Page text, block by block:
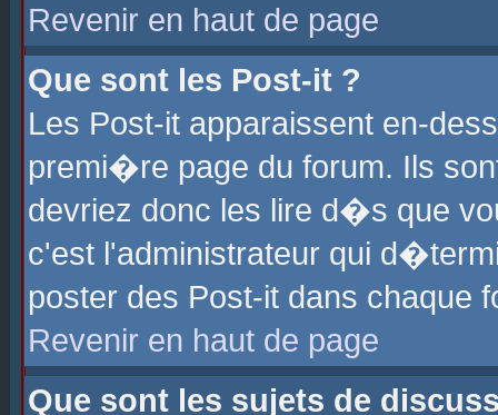
Revenir en haut de page
Que sont les Post-it ?
Les Post-it apparaissent en-
premi�re page du forum. Ils
devriez donc les lire d�s que
c'est l'administrateur qui
poster des Post-it dans chaque
Revenir en haut de page
Que sont les sujets de